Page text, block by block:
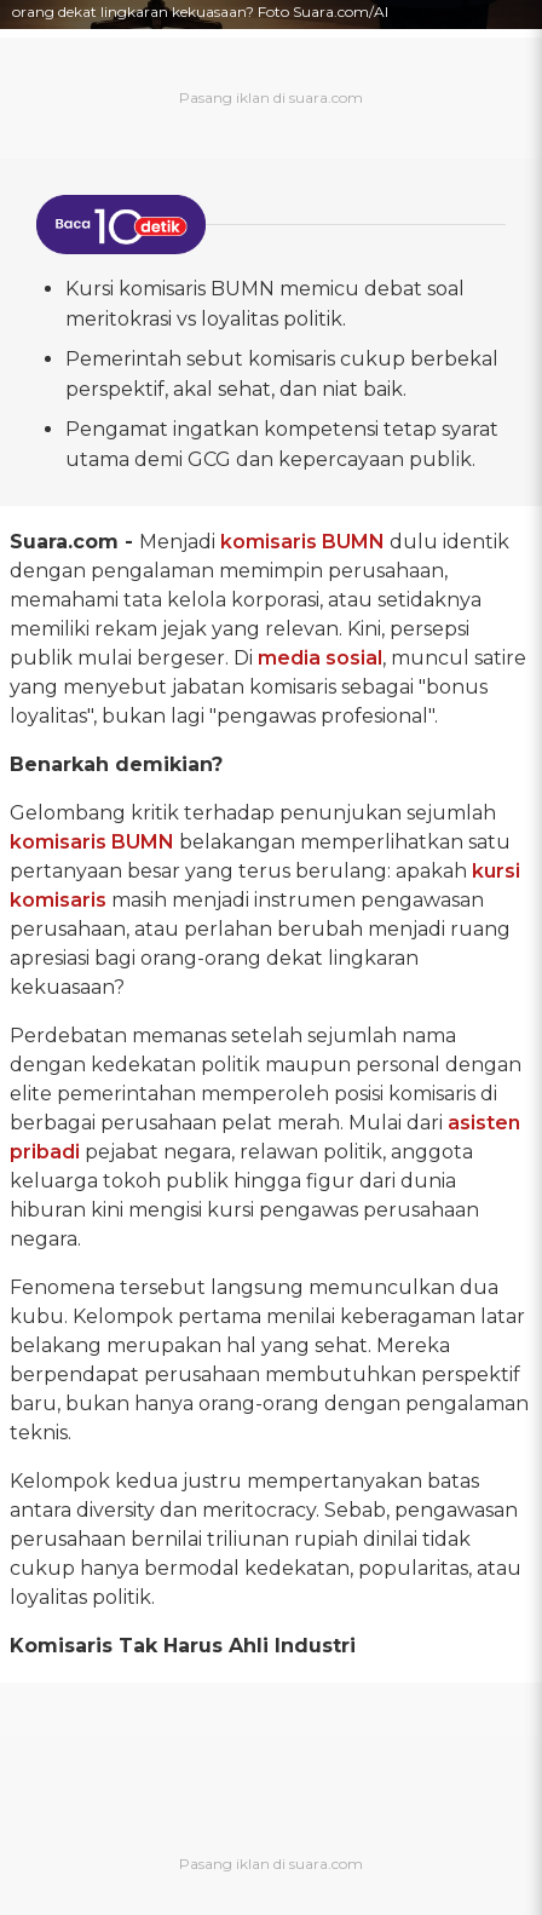
orang dekat lingkaran kekuasaan? Foto Suara.com/AI
Kursi komisaris BUMN memicu debat soal
meritokrasi vs loyalitas politik.
Pemerintah sebut komisaris cukup berbekal
perspektif, akal sehat, dan niat baik.
Pengamat ingatkan kompetensi tetap syarat
utama demi GCG dan kepercayaan publik.
Suara.com - Menjadi komisaris BUMN dulu identik
dengan pengalaman memimpin perusahaan,
memahami tata kelola korporasi, atau setidaknya
memiliki rekam jejak yang relevan. Kini, persepsi
publik mulai bergeser. Di media sosial , muncul satire
yang menyebut jabatan komisaris sebagai "bonus
loyalitas", bukan lagi "pengawas profesional".
Benarkah demikian?
Gelombang kritik terhadap penunjukan sejumlah
komisaris BUMN belakangan memperlihatkan satu
pertanyaan besar yang terus berulang: apakah kursi
komisaris masih menjadi instrumen pengawasan
perusahaan, atau perlahan berubah menjadi ruang
apresiasi bagi orang-orang dekat lingkaran
kekuasaan?
Perdebatan memanas setelah sejumlah nama
dengan kedekatan politik maupun personal dengan
elite pemerintahan memperoleh posisi komisaris di
berbagai perusahaan pelat merah. Mulai dari asisten
pribadi pejabat negara, relawan politik, anggota
keluarga tokoh publik hingga figur dari dunia
hiburan kini mengisi kursi pengawas perusahaan
negara.
Fenomena tersebut langsung memunculkan dua
kubu. Kelompok pertama menilai keberagaman latar
belakang merupakan hal yang sehat. Mereka
berpendapat perusahaan membutuhkan perspektif
baru, bukan hanya orang-orang dengan pengalaman
teknis.
Kelompok kedua justru mempertanyakan batas
antara diversity dan meritocracy. Sebab, pengawasan
perusahaan bernilai triliunan rupiah dinilai tidak
cukup hanya bermodal kedekatan, popularitas, atau
loyalitas politik.
Komisaris Tak Harus Ahli Industri